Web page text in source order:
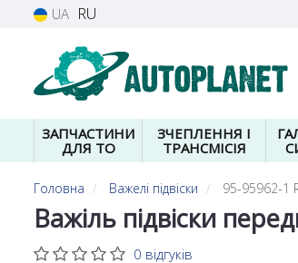
UA RU
ЗАПЧАСТИНИ
ДЛЯ ТО
ЗЧЕПЛЕННЯ І
ТРАНСМІСІЯ
Головна Важелі підвіски 95-95962-1
Важіль підвіски
0 відгуків